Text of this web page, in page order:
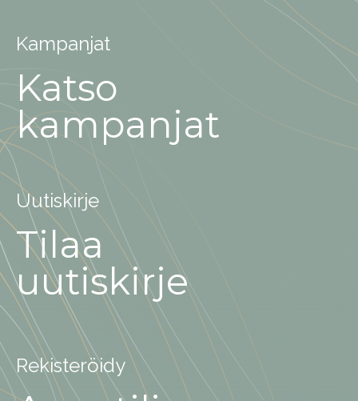
Kampanjat
Katso
kampanjat
Uutiskirje
Tilaa
uutiskirje
Rekisteröidy